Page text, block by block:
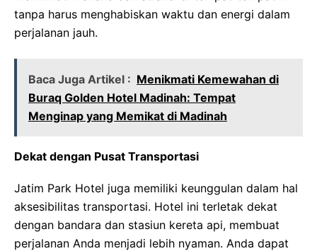
tanpa harus menghabiskan waktu dan energi dalam
perjalanan jauh.
Baca Juga Artikel : Menikmati Kemewahan di
Buraq Golden Hotel Madinah: Tempat
Menginap yang Memikat di Madinah
Dekat dengan Pusat Transportasi
Jatim Park Hotel juga memiliki keunggulan dalam hal
aksesibilitas transportasi. Hotel ini terletak dekat
dengan bandara dan stasiun kereta api, membuat
perjalanan Anda menjadi lebih nyaman. Anda dapat